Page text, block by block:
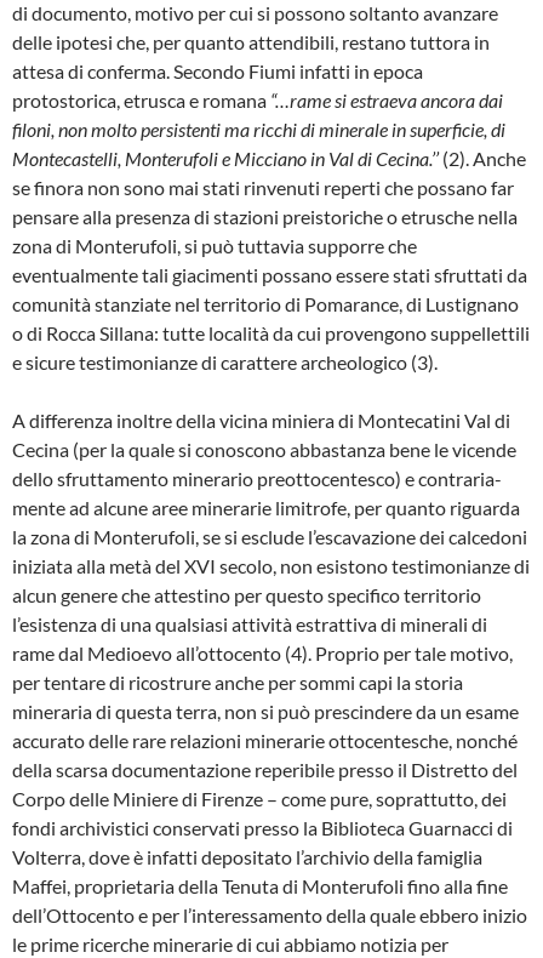
di documento, motivo per cui si possono soltanto avanzare
delle ipotesi che, per quanto attendibili, restano tuttora in
atte­sa di conferma. Secondo Fiumi infatti in epo­ca
protostorica, etrusca e romana “…rame si estraeva ancora dai
filoni, non molto persistenti ma ricchi di minerale in superficie, di
Montecastelli, Monterufoli e Micciano in Val di Ceci­na.’’(2). Anche
se finora non sono mai stati rinvenuti reperti che possano far
pensare alla presenza di stazioni preistoriche o etrusche nella
zona di Monterufoli, si può tuttavia sup­porre che
eventualmente tali giacimenti pos­sano essere stati sfruttati da
comunità stanzia­te nel territorio di Pomarance, di Lustignano
o di Rocca Sillana: tutte località da cui proven­gono suppellettili
e sicure testimonianze di ca­rattere archeologico (3).
A differenza inoltre della vicina miniera di Mon­tecatini Val di
Cecina (per la quale si conosco­no abbastanza bene le vicende
dello sfrutta­mento minerario preottocentesco) e contraria­
mente ad alcune aree minerarie limitrofe, per quanto riguarda
la zona di Monterufoli, se si esclude l’escavazione dei calcedoni
iniziata al­la metà del XVI secolo, non esistono testimo­nianze di
alcun genere che attestino per que­sto specifico territorio
l’esistenza di una qual­siasi attività estrattiva di minerali di
rame dal Medioevo all’ottocento (4). Proprio per tale mo­tivo,
per tentare di ricostrure anche per som­mi capi la storia
mineraria di questa terra, non si può prescindere da un esame
accurato del­le rare relazioni minerarie ottocentesche, non­ché
della scarsa documentazione reperibile presso il Distretto del
Corpo delle Miniere di Firenze – come pure, soprattutto, dei
fondi ar­chivistici conservati presso la Biblioteca Guarnacci di
Volterra, dove è infatti depositato l’ar­chivio della famiglia
Maffei, proprietaria della Tenuta di Monterufoli fino alla fine
dell’Ottocento e per l’interessamento della quale eb­bero inizio
le prime ricerche minerarie di cui abbiamo notizia per